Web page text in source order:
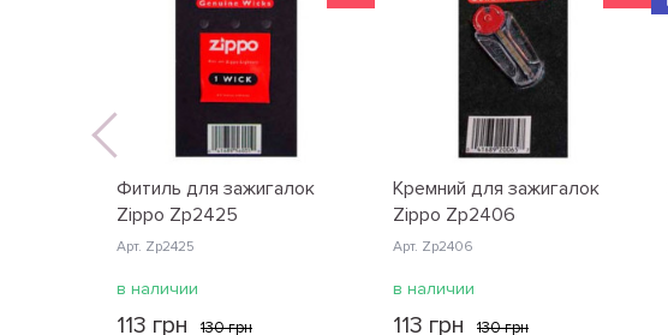
Фитиль для зажигалок
Zippo Zp2425
Арт. Zp2425
в наличии
113 грн 130 грн
Кремний для зажигалок
Zippo Zp2406
Арт. Zp2406
в наличии
113 грн 130 грн